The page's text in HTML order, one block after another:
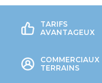
TARIFS
AVANTAGEUX
COMMERCIAUX
TERRAINS